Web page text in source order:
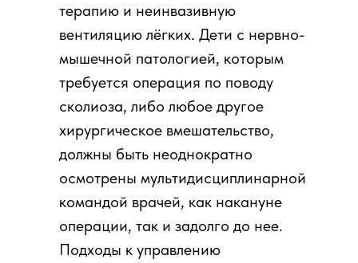
терапию и неинвазивную
вентиляцию лёгких. Дети с нервно-
мышечной патологией, которым
требуется операция по поводу
сколиоза, либо любое другое
хирургическое вмешательство,
должны быть неоднократно
осмотрены мультидисциплинарной
командой врачей, как накануне
операции, так и задолго до нее.
Подходы к управлению